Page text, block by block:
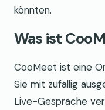
könnten.
Was ist
CooMeet ist eine
Sie mit zufällig
Live-Gespräche